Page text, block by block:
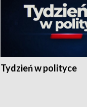
Tydzień w polityce